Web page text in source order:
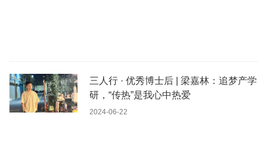
三人行 · 优秀博士后 | 梁嘉林：追梦产学
研，“传热”是我心中热爱
2024-06-22